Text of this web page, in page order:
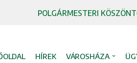
POLGÁRMESTERI
HÍREK VÁROSHÁZA